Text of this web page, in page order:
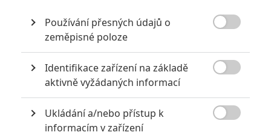
Anarvin | 16.10.2023 06:00
NEPŘEHLÉDNĚTE
Za málo peněz hodně muziky aneb levné filmy, které
| 09.08.2020 06:00
Používání přesných údajů o
zeměpisné poloze
Identifikace zařízení na základě
aktivně vyžádaných informací
Ukládání a/nebo přístup k
informacím v zařízení